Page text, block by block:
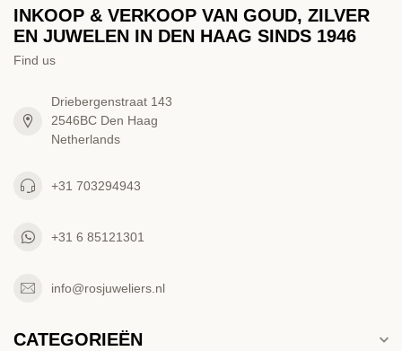
INKOOP & VERKOOP VAN GOUD, ZILVER
EN JUWELEN IN DEN HAAG SINDS 1946
Find us
Driebergenstraat 143
2546BC Den Haag
Netherlands
+31 703294943
+31 6 85121301
info@rosjuweliers.nl
CATEGORIEËN